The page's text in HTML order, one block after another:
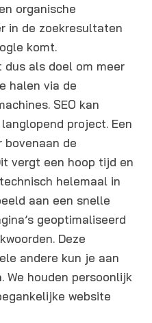
organische
in de zoekresultaten
komt.
dus als doel om meer
halen via de
SEO kan
project. Een
de
vergt een hoop tijd en
helemaal in
aan een snelle
geoptimaliseerd
Deze
andere kun je aan
We houden persoonlijk
website